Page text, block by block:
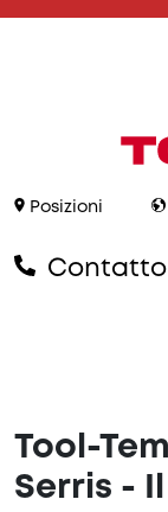
Posizioni
Contatto
Tool-
Serris -